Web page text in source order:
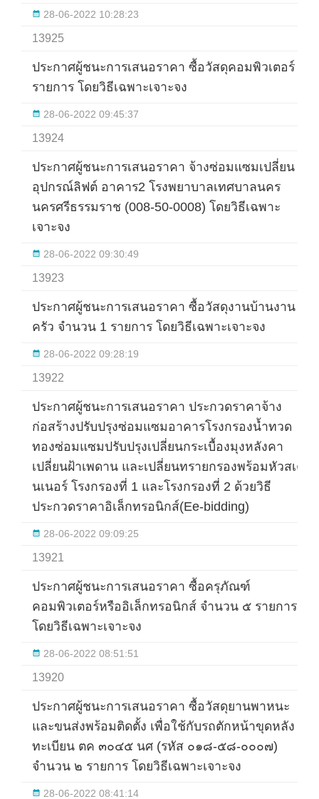
28-06-2022 10:28:23
13925
ประกาศผู้ชนะการเสนอราคา ซื้อวัสดุคอมพิวเตอร์ 3
รายการ โดยวิธีเฉพาะเจาะจง
28-06-2022 09:45:37
13924
ประกาศผู้ชนะการเสนอราคา จ้างซ่อมแซมเปลี่ยน
อุปกรณ์ลิฟต์ อาคาร2 โรงพยาบาลเทศบาลนคร
นครศรีธรรมราช (008-50-0008) โดยวิธีเฉพาะ
เจาะจง
28-06-2022 09:30:49
13923
ประกาศผู้ชนะการเสนอราคา ซื้อวัสดุงานบ้านงาน
ครัว จำนวน 1 รายการ โดยวิธีเฉพาะเจาะจง
28-06-2022 09:28:19
13922
ประกาศผู้ชนะการเสนอราคา ประกวดราคาจ้าง
ก่อสร้างปรับปรุงซ่อมแซมอาคารโรงกรองน้ำทวด
ทองซ่อมแซมปรับปรุงเปลี่ยนกระเบื้องมุงหลังคา
เปลี่ยนฝ้าเพดาน และเปลี่ยนทรายกรองพร้อมหัวสเต
นเนอร์ โรงกรองที่ 1 และโรงกรองที่ 2 ด้วยวิธี
ประกวดราคาอิเล็กทรอนิกส์(Ee-bidding)
28-06-2022 09:09:25
13921
ประกาศผู้ชนะการเสนอราคา ซื้อครุภัณฑ์
คอมพิวเตอร์หรืออิเล็กทรอนิกส์ จำนวน ๕ รายการ
โดยวิธีเฉพาะเจาะจง
28-06-2022 08:51:51
13920
ประกาศผู้ชนะการเสนอราคา ซื้อวัสดุยานพาหนะ
และขนส่งพร้อมติดตั้ง เพื่อใช้กับรถตักหน้าขุดหลัง
ทะเบียน ตค ๓๐๔๕ นศ (รหัส ๐๑๘-๕๘-๐๐๐๗)
จำนวน ๒ รายการ โดยวิธีเฉพาะเจาะจง
28-06-2022 08:41:14